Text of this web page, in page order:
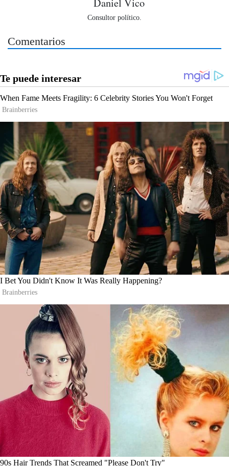
Daniel Vico
Consultor político.
Comentarios